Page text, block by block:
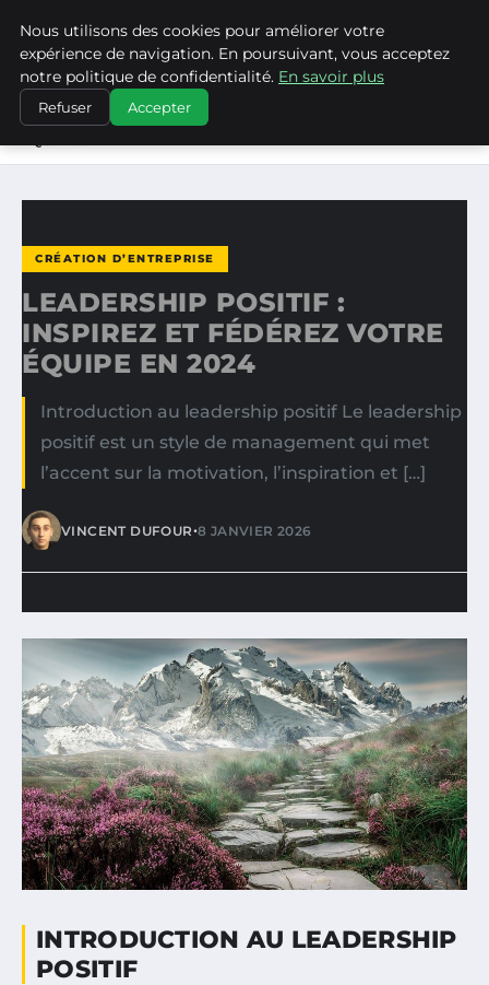
MEDIA EDGE
ACCUEIL
CRÉATION D’ENTREPRISE
LEADERSHIP POSITIF : INSPIREZ ET FÉDÉREZ VOTRE
CRÉATION D’ENTREPRISE
LEADERSHIP POSITIF :
INSPIREZ ET FÉDÉREZ VOTRE
ÉQUIPE EN 2024
Introduction au leadership positif Le leadership
positif est un style de management qui met
l’accent sur la motivation, l’inspiration et […]
VINCENT DUFOUR•8 JANVIER 2026
INTRODUCTION AU LEADERSHIP
POSITIF
Nous utilisons des cookies pour améliorer votre
expérience de navigation. En poursuivant, vous acceptez
notre politique de confidentialité. En savoir plus
Refuser Accepter